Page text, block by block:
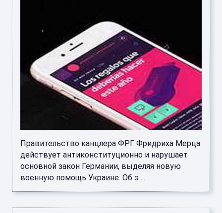
Правительство канцлера ФРГ Фридриха Мерца
действует антиконституционно и нарушает
основной закон Германии, выделяя новую
военную помощь Украине. Об э ...